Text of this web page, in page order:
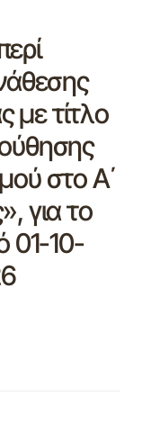
με τίτλο
στο Α΄
για το
01-10-